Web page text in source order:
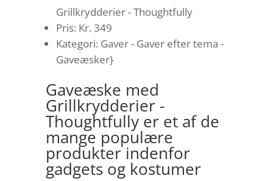
Grillkrydderier - Thoughtfully
Pris: Kr. 349
Kategori: Gaver - Gaver efter tema -
Gaveæsker}
Gaveæske med
Grillkrydderier -
Thoughtfully er et af de
mange populære
produkter indenfor
gadgets og kostumer